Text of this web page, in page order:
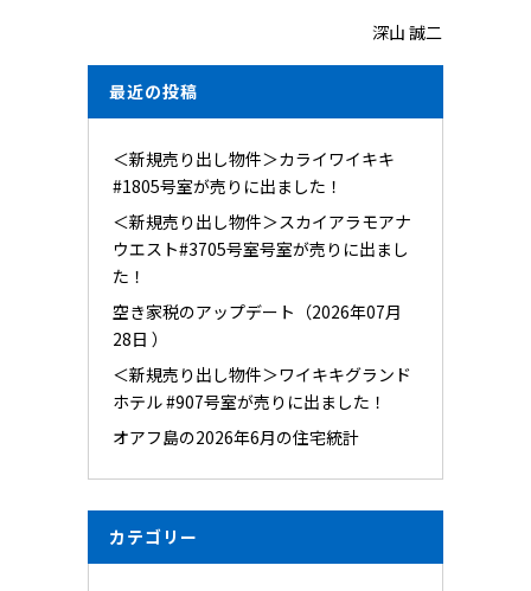
深山 誠二
最近の投稿
＜新規売り出し物件＞カライワイキキ
#1805号室が売りに出ました！
＜新規売り出し物件＞スカイアラモアナ
ウエスト#3705号室号室が売りに出まし
た！
空き家税のアップデート（2026年07月
28日 ）
＜新規売り出し物件＞ワイキキグランド
ホテル #907号室が売りに出ました！
オアフ島の2026年6月の住宅統計
カテゴリー